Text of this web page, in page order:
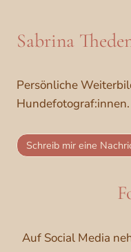
Sabrina
Persönliche
Hundefotograf:innen.
Schreib mir eine
Auf Social Media